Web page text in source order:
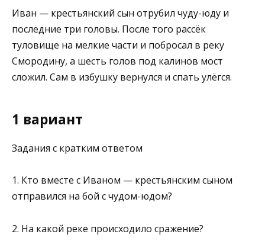
Иван — крестьянский сын отрубил чуду-юду и
последние три го­ловы. После того рассёк
туловище на мелкие части и побросал в реку
Смородину, а шесть голов под калинов мост
сложил. Сам в избушку вернулся и спать улёгся.
1 вариант
Задания с кратким ответом
1. Кто вместе с Иваном — крестьянским сыном
отправился на бой с чудом-юдом?
2. На какой реке происходило сражение?